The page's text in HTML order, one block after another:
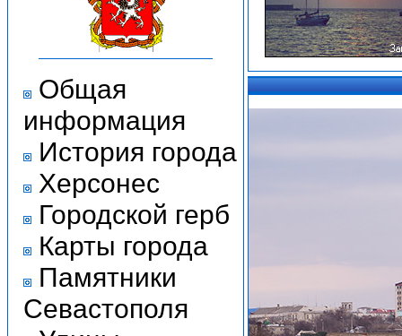
Общая
информация
История города
Херсонес
Городской герб
Карты города
Памятники
Севастополя